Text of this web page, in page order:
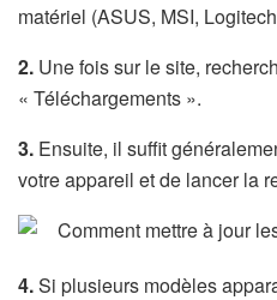
matériel (ASUS, MSI,
2. Une fois sur le site,
« Téléchargements ».
3. Ensuite, il suffit
votre appareil et de lancer la
4.Si plusieurs modèles